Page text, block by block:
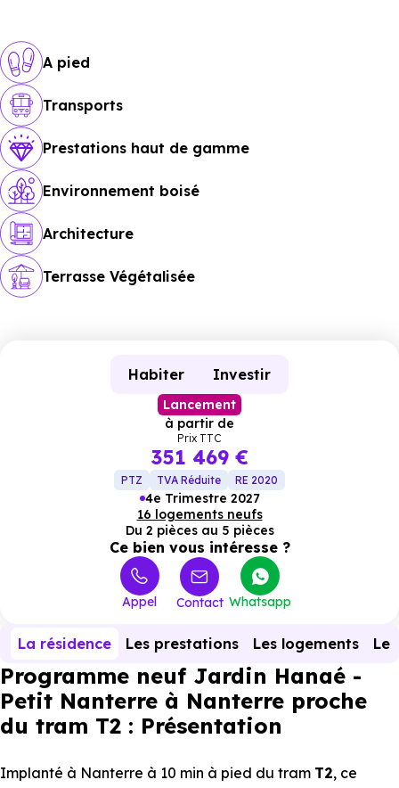
A pied
Transports
Prestations haut de gamme
Environnement boisé
Architecture
Terrasse Végétalisée
Habiter Investir
Lancement
à partir de
Prix TTC
351 469 €
PTZ TVA Réduite RE 2020
4e Trimestre 2027
16 logements neufs
Du 2 pièces au 5 pièces
Ce bien vous intéresse ?
Appel Contact Whatsapp
La résidence Les prestations Les logements Le
Programme neuf Jardin Hanaé -
Petit Nanterre à Nanterre proche
du tram T2 : Présentation
Implanté à Nanterre à 10 min à pied du tram T2, ce